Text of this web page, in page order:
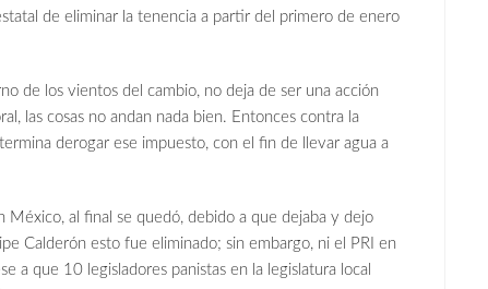
de eliminar la tenencia a partir del primero de enero
de los vientos del cambio, no deja de ser una acción
las cosas no andan nada bien. Entonces contra la
derogar ese impuesto, con el fin de llevar agua a
México, al final se quedó, debido a que dejaba y dejo
Calderón esto fue eliminado; sin embargo, ni el PRI en
a que 10 legisladores panistas en la legislatura local